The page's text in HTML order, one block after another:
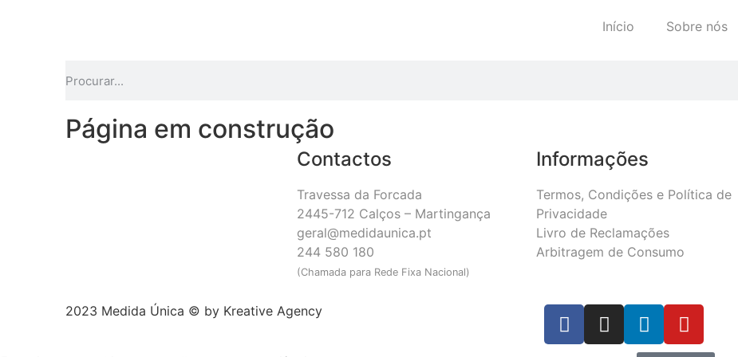
Início Sobre nós
Página em construção
Contactos
Travessa da Forcada
2445-712 Calços – Martingança
geral@medidaunica.pt
244 580 180
(Chamada para Rede Fixa Nacional)
Informações
Termos, Condições e Política de
Privacidade
Livro de Reclamações
Arbitragem de Consumo
2023 Medida Única © by Kreative Agency